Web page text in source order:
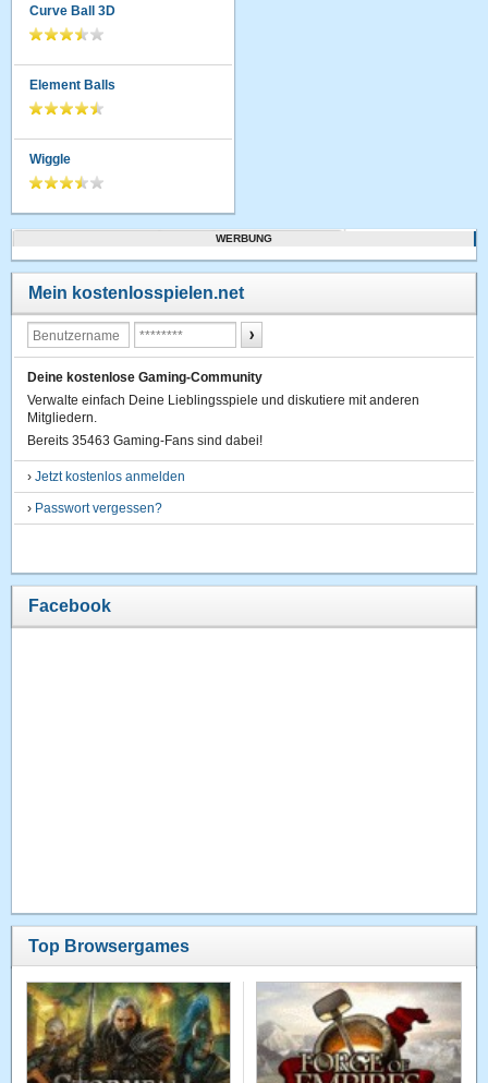
Curve Ball 3D
Element Balls
Wiggle
WERBUNG
Mein kostenlosspielen.net
Deine kostenlose Gaming-Community
Verwalte einfach Deine Lieblingsspiele und diskutiere mit anderen
Mitgliedern.
Bereits 35463 Gaming-Fans sind dabei!
›Jetzt kostenlos anmelden
› Passwort vergessen?
Facebook
Top Browsergames